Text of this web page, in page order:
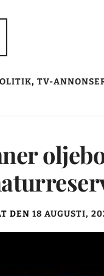
,TV-
DEN 18 AUGUSTI,